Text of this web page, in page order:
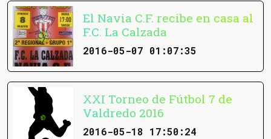
El Navia C.F. recibe en casa al
F.C. La Calzada
2016-05-07 01:07:35
XXI Torneo de Fútbol 7 de
Valdredo 2016
2016-05-18 17:50:24